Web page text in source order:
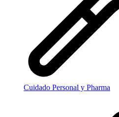
Cuidado Personal y Pharma